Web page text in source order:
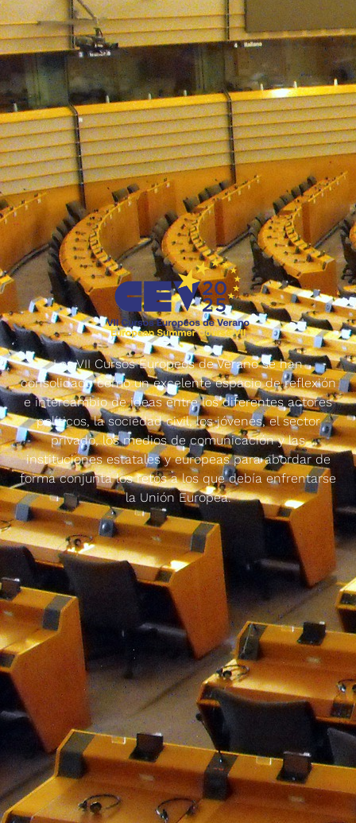
Los VII Cursos Europeos de Verano se han
consolidado como un excelente espacio de reflexión
e intercambio de ideas entre los diferentes actores
políticos, la sociedad civil, los jóvenes, el sector
privado, los medios de comunicación y las
instituciones estatales y europeas para abordar de
forma conjunta los retos a los que debía enfrentarse
la Unión Europea.